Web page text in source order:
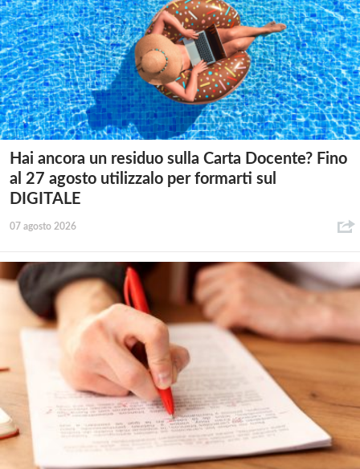
Hai ancora un residuo sulla Carta Docente? Fino
al 27 agosto utilizzalo per formarti sul
DIGITALE
07 agosto 2026